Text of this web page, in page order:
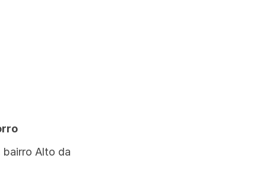
bairro Alto da